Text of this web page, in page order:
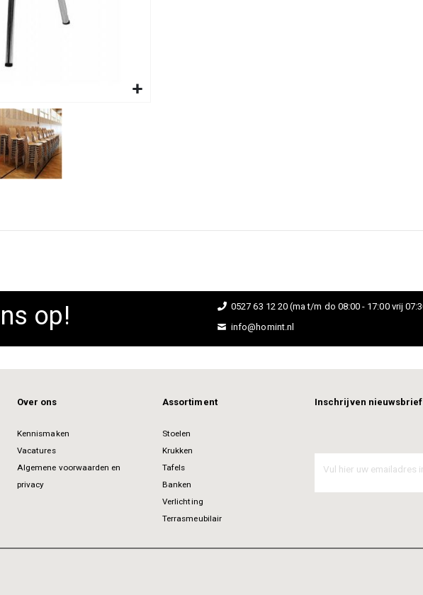
op!
0527 63 12 20 (ma t/m do 08:00 - 17:00 vrij
info@homint.nl
Over ons
Kennismaken
Vacatures
Algemene voorwaarden en
privacy
Assortiment
Stoelen
Krukken
Tafels
Banken
Verlichting
Terrasmeubilair
Inschrijven nieuwsbrief